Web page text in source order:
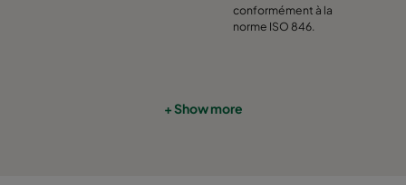
conformément à la
norme ISO 846.
+ Show more